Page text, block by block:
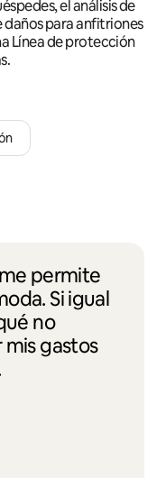
el análisis de
para anfitriones
Línea de protección
permite
Si igual
no
gastos